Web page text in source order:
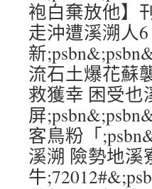
袍白棄放他】
走沖遭溪溯人
新
流石土爆花蘇
救獲幸 困受也
屏
客鳥粉「
溪溯 險勢地溪
牛